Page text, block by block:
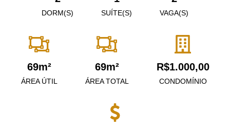
DORM(S) SUÍTE(S) VAGA(S)
69m²
ÁREA ÚTIL
69m²
ÁREA TOTAL
R$1.000,00
CONDOMÍNIO